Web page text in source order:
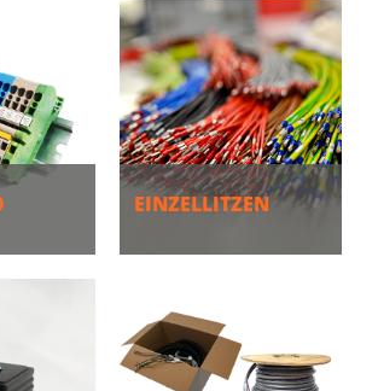
MEHR
EINZELLITZEN
MEHR